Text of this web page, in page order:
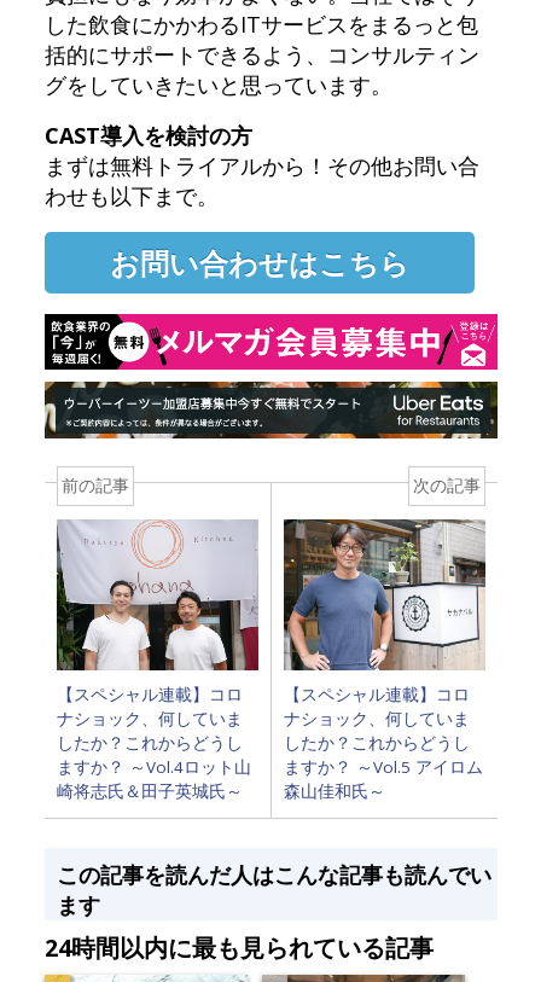
した飲食にかかわるITサービスをまるっと包
括的にサポートできるよう、コンサルティン
グをしていきたいと思っています。
CAST導入を検討の方
まずは無料トライアルから！その他お問い合
わせも以下まで。
お問い合わせはこちら
前の記事
【スペシャル連載】コロ
ナショック、何していま
したか？これからどうし
ますか？ ～Vol.4ロット山
崎将志氏＆田子英城氏～
次の記事
【スペシャル連載】コロ
ナショック、何していま
したか？これからどうし
ますか？ ～Vol.5 アイロム
森山佳和氏～
この記事を読んだ人はこんな記事も読んでい
ます
24時間以内に最も見られている記事